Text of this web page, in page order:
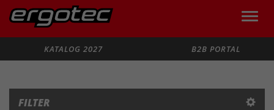
Toggle
KATALOG 2027
B2B PORTAL
FILTER